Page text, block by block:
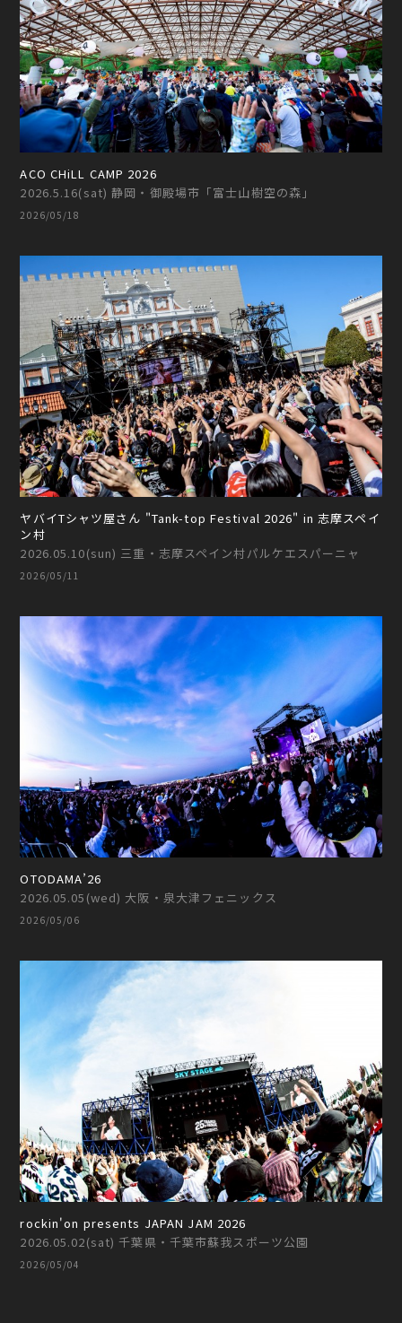
ACO CHiLL CAMP 2026
2026.5.16(sat) 静岡・御殿場市「富士山樹空の森」
2026/05/18
ヤバイTシャツ屋さん "Tank-top Festival 2026" in 志摩スペイ
ン村
2026.05.10(sun) 三重・志摩スペイン村パルケエスパーニャ
2026/05/11
OTODAMA’26
2026.05.05(wed) 大阪・泉大津フェニックス
2026/05/06
rockin'on presents JAPAN JAM 2026
2026.05.02(sat) 千葉県・千葉市蘇我スポーツ公園
2026/05/04